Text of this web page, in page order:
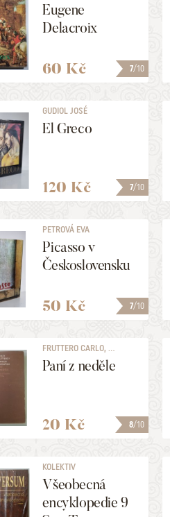
7/10
Eugene
Delacroix
60 Kč
7/10
GUDIOL JOSÉ
El Greco
120 Kč
7/10
PETROVÁ EVA
Picasso v
Československu
50 Kč
8/10
FRUTTERO CARLO, ...
Paní z neděle
20 Kč
KOLEKTIV
Všeobecná
encyklopedie 9